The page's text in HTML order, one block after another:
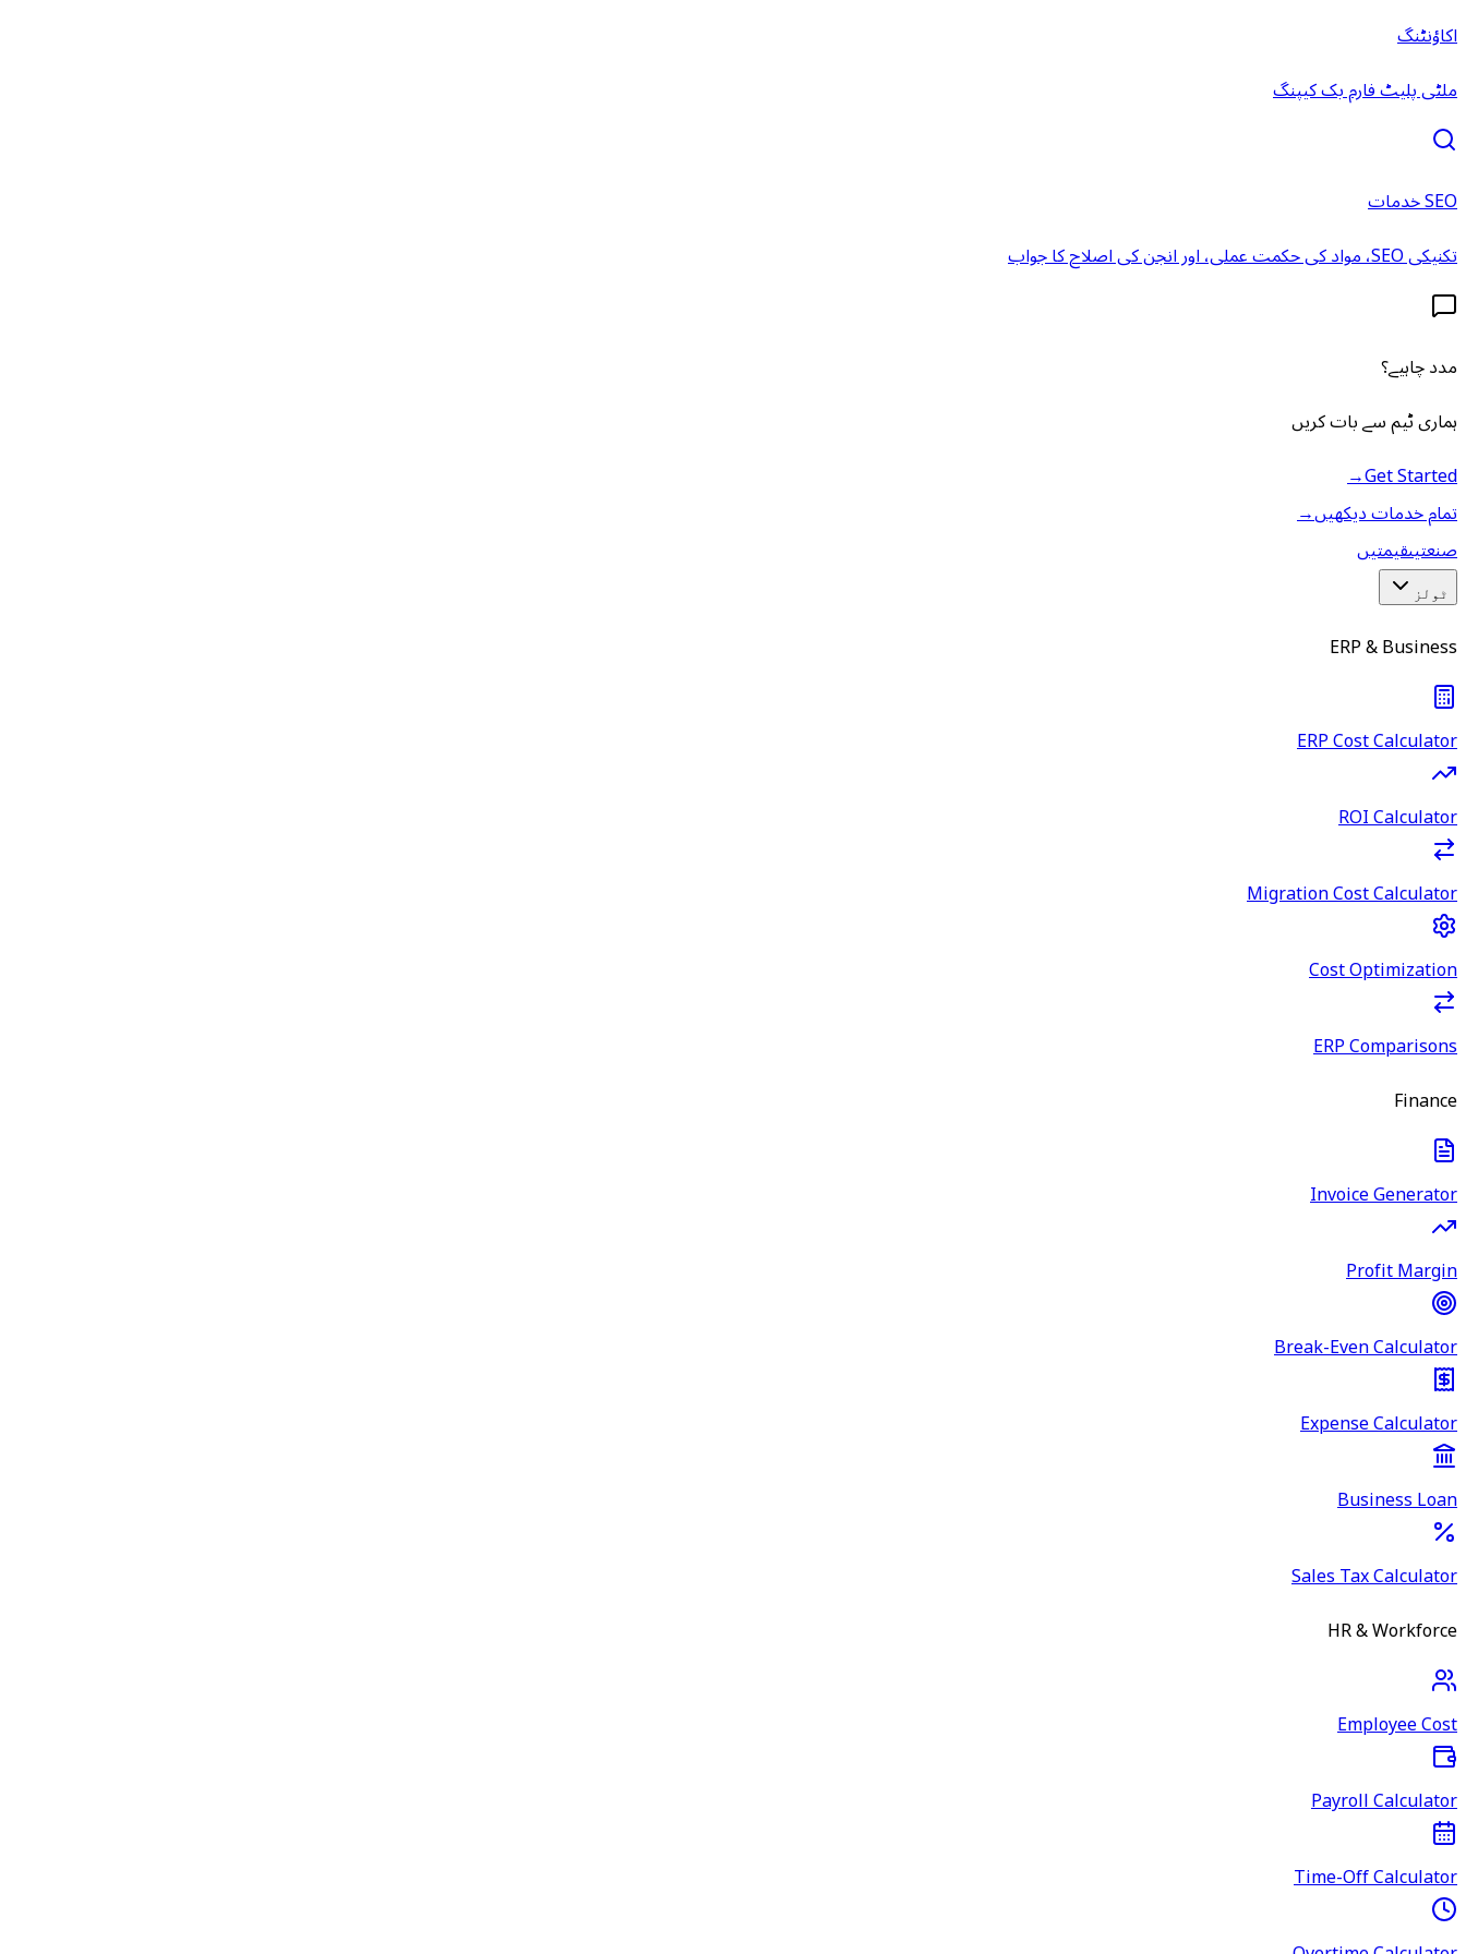
اکاؤنٹنگ
ملٹی پلیٹ فارم بک کیپنگ
SEO خدمات
تکنیکی SEO، مواد کی حکمت عملی، اور انجن کی اصلاح کا جواب
مدد چاہیے؟
ہماری ٹیم سے بات کریں
Get Started
→
تمام خدمات دیکھیں→
صنعتیںقیمتیں
ٹولز
ERP & Business
ERP Cost Calculator
ROI Calculator
Migration Cost Calculator
Cost Optimization
ERP Comparisons
Finance
Invoice Generator
Profit Margin
Break-Even Calculator
Expense Calculator
Business Loan
Sales Tax Calculator
HR & Workforce
Employee Cost
Payroll Calculator
Time-Off Calculator